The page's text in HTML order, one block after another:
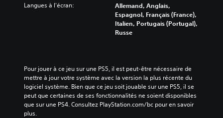
Langues à l'écran:
Allemand, Anglais,
Espagnol, Français (France),
Italien, Portugais (Portugal),
Russe
Pour jouer à ce jeu sur une PS5, il est peut-être nécessaire de
mettre à jour votre système avec la version la plus récente du
logiciel système. Bien que ce jeu soit jouable sur une PS5, il se
peut que certaines de ses fonctionnalités ne soient disponibles
que sur une PS4. Consultez PlayStation.com/bc pour en savoir
plus.